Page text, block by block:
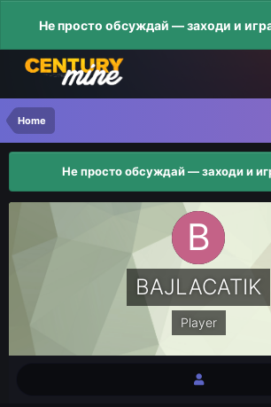
Не просто обсуждай — заходи и
Home
Не просто обсуждай — заходи и
BAJLACATIK
Player